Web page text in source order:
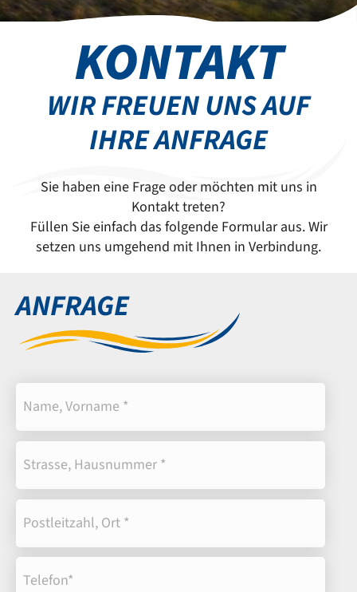
KONTAKT
WIR FREUEN UNS AUF
IHRE ANFRAGE
Sie haben eine Frage oder möchten mit uns in
Kontakt treten?
Füllen Sie einfach das folgende Formular aus. Wir
setzen uns umgehend mit Ihnen in Verbindung.
ANFRAGE